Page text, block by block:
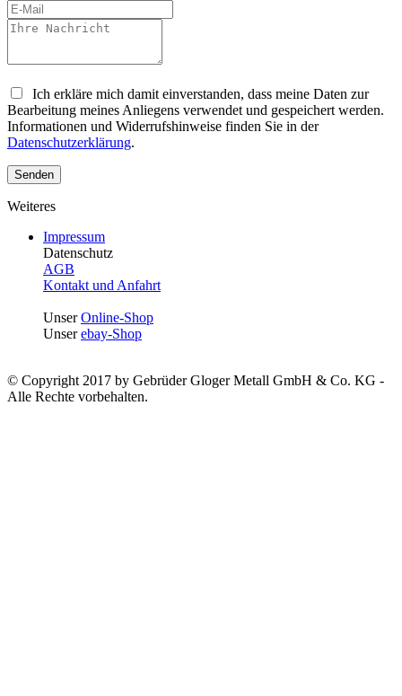
Ich erkläre mich damit einverstanden, dass meine Daten zur
Bearbeitung meines Anliegens verwendet und gespeichert werden.
Informationen und Widerrufshinweise finden Sie in der
Datenschutzerklärung.
Senden
Weiteres
Impressum
Datenschutz
AGB
Kontakt und Anfahrt
UnserOnline-Shop
Unserebay-Shop
© Copyright 2017 by Gebrüder Gloger Metall GmbH & Co. KG -
Alle Rechte vorbehalten.